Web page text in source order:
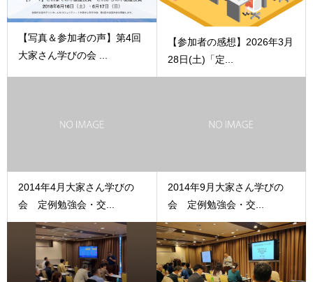
【写真＆参加者の声】第4回
大家さん学びの会 ...
【参加者の感想】2026年3月
28日(土)「定...
2014年4月大家さん学びの
会 定例勉強会・交...
2014年9月大家さん学びの
会 定例勉強会・交...